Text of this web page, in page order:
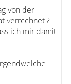
von der
verrechnet ?
ich mir damit